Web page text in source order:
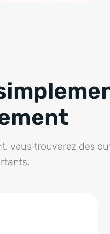
vous trouverez des